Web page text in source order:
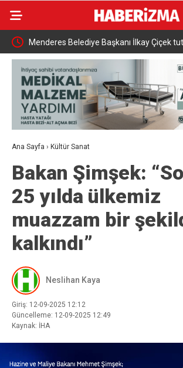
Menderes Belediye Başkanı İlkay Çiçek
Ana Sayfa › Kültür Sanat
Bakan Şimşek:
25 yılda ülkemiz
muazzam bir
kalkındı”
Neslihan Kaya
Giriş: 12-09-2025 12:12
Güncelleme: 12-09-2025 12:49
Kaynak: İHA